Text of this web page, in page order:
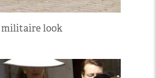
militaire look